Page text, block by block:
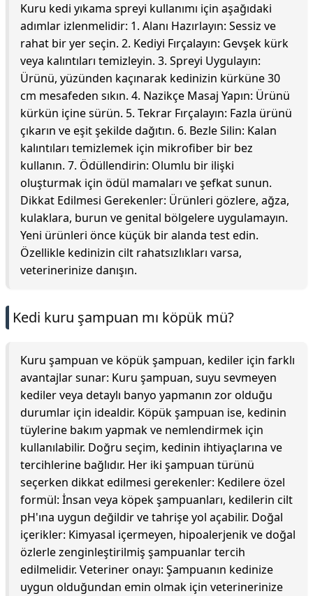
Kuru kedi yıkama spreyi kullanımı için aşağıdaki
adımlar izlenmelidir: 1. Alanı Hazırlayın: Sessiz ve
rahat bir yer seçin. 2. Kediyi Fırçalayın: Gevşek kürk
veya kalıntıları temizleyin. 3. Spreyi Uygulayın:
Ürünü, yüzünden kaçınarak kedinizin kürküne 30
cm mesafeden sıkın. 4. Nazikçe Masaj Yapın: Ürünü
kürkün içine sürün. 5. Tekrar Fırçalayın: Fazla ürünü
çıkarın ve eşit şekilde dağıtın. 6. Bezle Silin: Kalan
kalıntıları temizlemek için mikrofiber bir bez
kullanın. 7. Ödüllendirin: Olumlu bir ilişki
oluşturmak için ödül mamaları ve şefkat sunun.
Dikkat Edilmesi Gerekenler: Ürünleri gözlere, ağza,
kulaklara, burun ve genital bölgelere uygulamayın.
Yeni ürünleri önce küçük bir alanda test edin.
Özellikle kedinizin cilt rahatsızlıkları varsa,
veterinerinize danışın.
Kedi kuru şampuan mı köpük mü?
Kuru şampuan ve köpük şampuan, kediler için farklı
avantajlar sunar: Kuru şampuan, suyu sevmeyen
kediler veya detaylı banyo yapmanın zor olduğu
durumlar için idealdir. Köpük şampuan ise, kedinin
tüylerine bakım yapmak ve nemlendirmek için
kullanılabilir. Doğru seçim, kedinin ihtiyaçlarına ve
tercihlerine bağlıdır. Her iki şampuan türünü
seçerken dikkat edilmesi gerekenler: Kedilere özel
formül: İnsan veya köpek şampuanları, kedilerin cilt
pH'ına uygun değildir ve tahrişe yol açabilir. Doğal
içerikler: Kimyasal içermeyen, hipoalerjenik ve doğal
özlerle zenginleştirilmiş şampuanlar tercih
edilmelidir. Veteriner onayı: Şampuanın kedinize
uygun olduğundan emin olmak için veterinerinize